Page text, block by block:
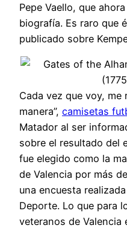
Pepe Vaello, que
biografía. Es raro que
publicado sobre
Cada vez que voy, me
manera”, camisetas
Matador al ser
sobre el resultado del
fue elegido como la
de Valencia por más
una encuesta
Deporte. Lo que para
veteranos de Valencia